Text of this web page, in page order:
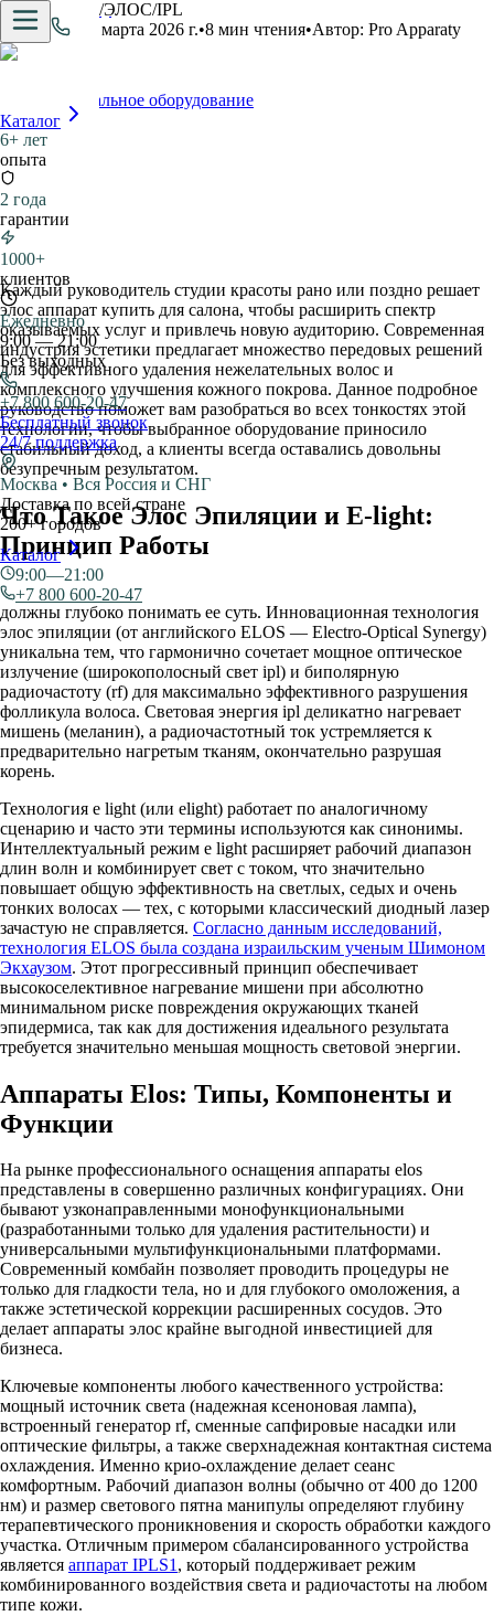
Профессиональное оборудование
6+ лет
опыта
2 года
гарантии
1000+
клиентов
Ежедневно
9:00 — 21:00
Без выходных
+7 800 600-20-47
Бесплатный звонок
24/7 поддержка
Москва • Вся Россия и СНГ
Доставка по всей стране
200+ городов
Каталог
9:00—21:00
+7 800 600-20-47
Каталог
Главная /ЭЛОС/IPL
ЭЛОС/IPL
12 марта 2026 г.•8 мин чтения•Автор: Pro Apparaty
Каждый руководитель студии красоты рано или поздно решает
элос аппарат купить для салона, чтобы расширить спектр
оказываемых услуг и привлечь новую аудиторию. Современная
индустрия эстетики предлагает множество передовых решений
для эффективного удаления нежелательных волос и
комплексного улучшения кожного покрова. Данное подробное
руководство поможет вам разобраться во всех тонкостях этой
технологии, чтобы выбранное оборудование приносило
стабильный доход, а клиенты всегда оставались довольны
безупречным результатом.
Что Такое Элос Эпиляции и E-light:
Принцип Работы
Чтобы грамотно продавать услугу, администратор и мастер
должны глубоко понимать ее суть. Инновационная технология
элос эпиляции (от английского ELOS — Electro-Optical Synergy)
уникальна тем, что гармонично сочетает мощное оптическое
излучение (широкополосный свет ipl) и биполярную
радиочастоту (rf) для максимально эффективного разрушения
фолликула волоса. Световая энергия ipl деликатно нагревает
мишень (меланин), а радиочастотный ток устремляется к
предварительно нагретым тканям, окончательно разрушая
корень.
Технология e light (или elight) работает по аналогичному
сценарию и часто эти термины используются как синонимы.
Интеллектуальный режим e light расширяет рабочий диапазон
длин волн и комбинирует свет с током, что значительно
повышает общую эффективность на светлых, седых и очень
тонких волосах — тех, с которыми классический диодный лазер
зачастую не справляется. Согласно данным исследований,
технология ELOS была создана израильским ученым Шимоном
Экхаузом. Этот прогрессивный принцип обеспечивает
высокоселективное нагревание мишени при абсолютно
минимальном риске повреждения окружающих тканей
эпидермиса, так как для достижения идеального результата
требуется значительно меньшая мощность световой энергии.
Аппараты Elos: Типы, Компоненты и
Функции
На рынке профессионального оснащения аппараты elos
представлены в совершенно различных конфигурациях. Они
бывают узконаправленными монофункциональными
(разработанными только для удаления растительности) и
универсальными мультифункциональными платформами.
Современный комбайн позволяет проводить процедуры не
только для гладкости тела, но и для глубокого омоложения, а
также эстетической коррекции расширенных сосудов. Это
делает аппараты элос крайне выгодной инвестицией для
бизнеса.
Ключевые компоненты любого качественного устройства:
мощный источник света (надежная ксеноновая лампа),
встроенный генератор rf, сменные сапфировые насадки или
оптические фильтры, а также сверхнадежная контактная система
охлаждения. Именно крио-охлаждение делает сеанс
комфортным. Рабочий диапазон волны (обычно от 400 до 1200
нм) и размер светового пятна манипулы определяют глубину
терапевтического проникновения и скорость обработки каждого
участка. Отличным примером сбалансированного устройства
является аппарат IPLS1, который поддерживает режим
комбинированного воздействия света и радиочастоты на любом
типе кожи.